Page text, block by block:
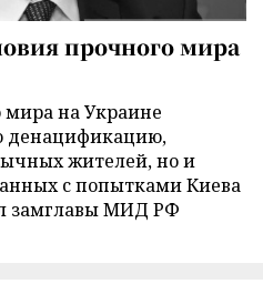
прочного мира
мира на Украине
денацификацию,
жителей, но и
с попытками Киева
замглавы МИД РФ